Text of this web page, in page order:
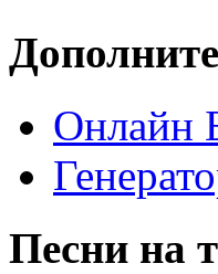
Онлайн
Песни на